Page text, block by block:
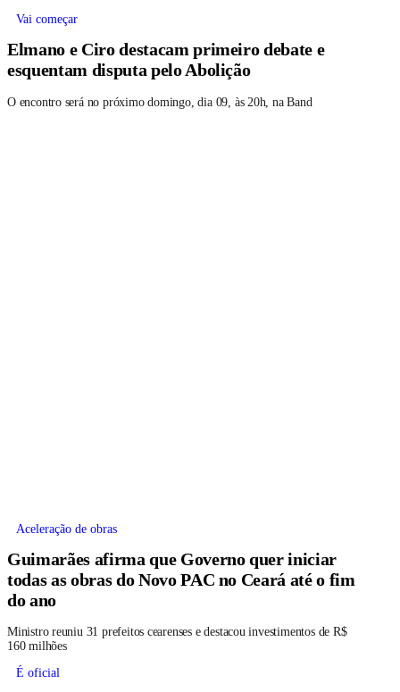
Vai começar
Elmano e Ciro destacam primeiro debate e
esquentam disputa pelo Abolição
O encontro será no próximo domingo, dia 09, às 20h, na Band
Aceleração de obras
Guimarães afirma que Governo quer iniciar
todas as obras do Novo PAC no Ceará até o fim
do ano
Ministro reuniu 31 prefeitos cearenses e destacou investimentos de R$
160 milhões
É oficial